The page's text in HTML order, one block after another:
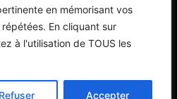
en mémorisant vos
En cliquant sur
à l'utilisation de TOUS les
Refuser Accepter
Mentions Légales